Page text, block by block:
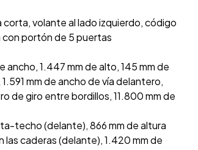
volante al lado izquierdo, código
con portón de 5 puertas
ancho, 1.447 mm de alto, 145 mm de
mm de ancho de vía delantero,
de giro entre bordillos, 11.800 mm de
techo (delante), 866 mm de altura
caderas (delante), 1.420 mm de